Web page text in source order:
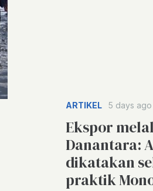
ARTIKEL 5 days ago
Ekspor
Danantara:
dikatakan
praktik